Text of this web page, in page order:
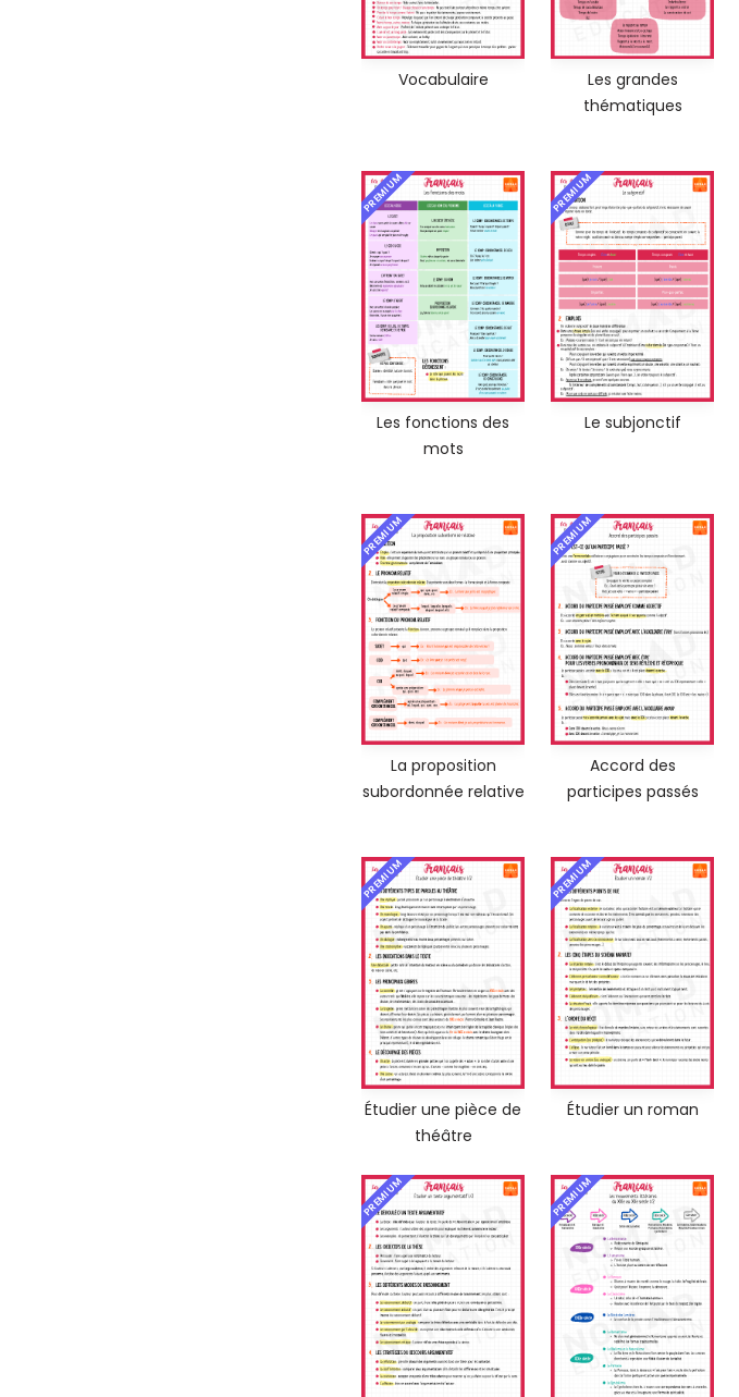
Vocabulaire
Les grandes
thématiques
PREMIUM
Les fonctions des
mots
PREMIUM
Le subjonctif
PREMIUM
La proposition
subordonnée relative
PREMIUM
Accord des
participes passés
PREMIUM
Étudier une pièce de
théâtre
PREMIUM
Étudier un roman
PREMIUM PREMIUM